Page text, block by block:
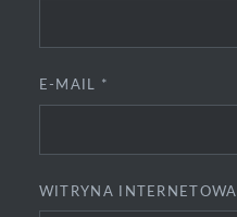
E-MAIL *
WITRYNA INTERNETOWA